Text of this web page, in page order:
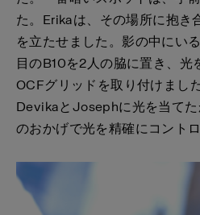
た。Erikaは、その場所に抱
を立たせました。影の中にい
目のB10を2人の脇に置き、光
OCFグリッドを取り付けまし
DevikaとJosephに光を当て
のおかげで光を精確にコント